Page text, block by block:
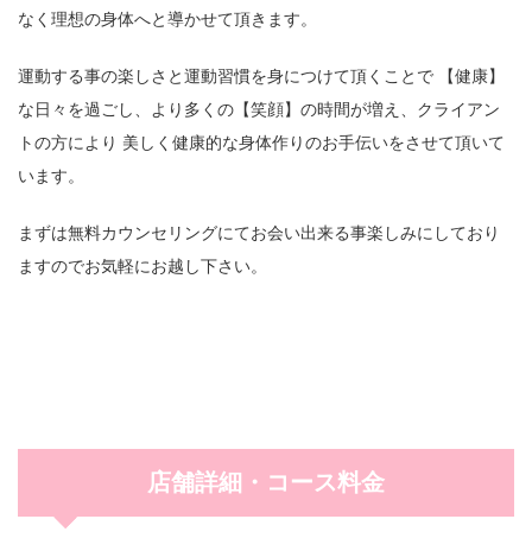
なく理想の身体へと導かせて頂きます。
運動する事の楽しさと運動習慣を身につけて頂くことで 【健康】
な日々を過ごし、より多くの【笑顔】の時間が増え、クライアン
トの方により 美しく健康的な身体作りのお手伝いをさせて頂いて
います。
まずは無料カウンセリングにてお会い出来る事楽しみにしており
ますのでお気軽にお越し下さい。
店舗詳細・コース料金